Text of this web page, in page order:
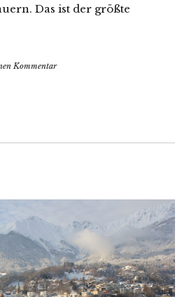
Das ist der größte
Kommentar